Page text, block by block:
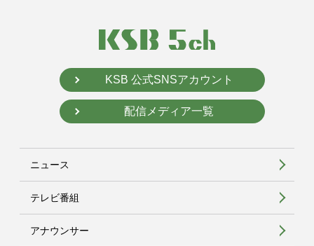
KSB 公式SNSアカウント
配信メディア一覧
ニュース
テレビ番組
アナウンサー